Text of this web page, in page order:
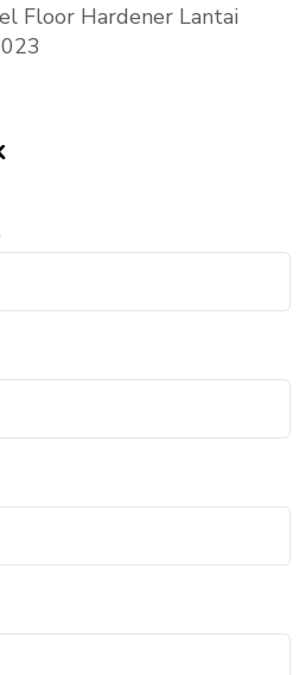
Floor Hardener Lantai